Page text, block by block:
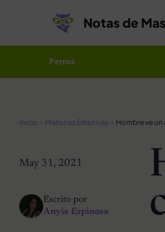
Notas de
Perros
Inicio Historias Emotivas
May 31, 2021
Escrito por
Anyie Espinosa